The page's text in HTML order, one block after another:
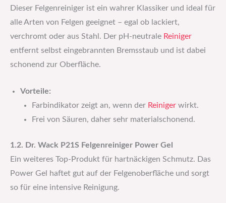
Dieser Felgenreiniger ist ein wahrer Klassiker und ideal für
alle Arten von Felgen geeignet – egal ob lackiert,
verchromt oder aus Stahl. Der pH-neutrale Reiniger
entfernt selbst eingebrannten Bremsstaub und ist dabei
schonend zur Oberfläche.
Vorteile:
Farbindikator zeigt an, wenn der Reiniger wirkt.
Frei von Säuren, daher sehr materialschonend.
1.2. Dr. Wack P21S Felgenreiniger Power Gel
Ein weiteres Top-Produkt für hartnäckigen Schmutz. Das
Power Gel haftet gut auf der Felgenoberfläche und sorgt
so für eine intensive Reinigung.